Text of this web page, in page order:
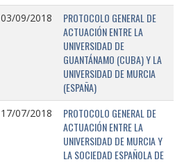
03/09/2018
PROTOCOLO GENERAL DE
ACTUACIÓN ENTRE LA
UNIVERSIDAD DE
GUANTÁNAMO (CUBA) Y LA
UNIVERSIDAD DE MURCIA
(ESPAÑA)
17/07/2018
PROTOCOLO GENERAL DE
ACTUACIÓN ENTRE LA
UNIVERSIDAD DE MURCIA Y
LA SOCIEDAD ESPAÑOLA DE